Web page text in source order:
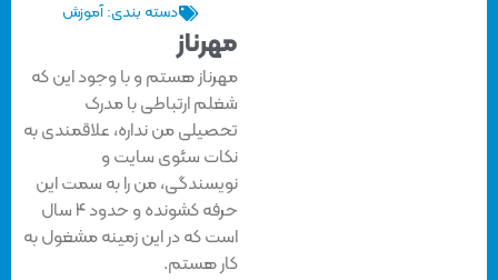
دسته بندی:آموزش
مهرناز
مهرناز هستم و با وجود این که
شغلم ارتباطی با مدرک
تحصیلی من نداره، علاقمندی به
نکات سئوی سایت و
نویسندگی، من را به سمت این
حرفه کشونده و حدود ۴ سال
است که در این زمینه مشغول به
کار هستم.